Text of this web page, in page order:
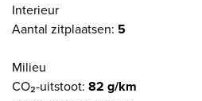
Interieur
Aantal zitplaatsen: 5
Milieu
CO₂-uitstoot: 82 g/km